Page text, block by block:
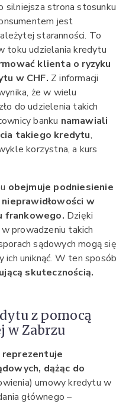
silniejsza strona stosunku
jest
staranności. To
toku udzielania kredytu
klienta o ryzyku
w CHF. Z informacji
że w wielu
do udzielenia takich
banku namawiali
takiego kredytu,
korzystna, a kurs
obejmuje podniesienie
w
frankowego. Dzięki
prowadzeniu takich
sądowych mogą się
ich uniknąć. W ten sposób
skutecznością.
z pomocą
w Zabrzu
reprezentuje
dążąc do
umowy kredytu w
głównego –